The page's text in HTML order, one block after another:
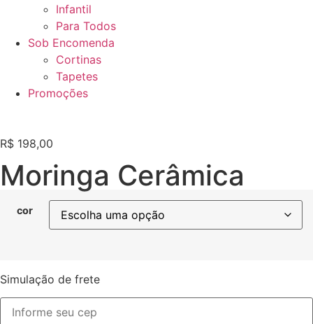
Infantil
Para Todos
Sob Encomenda
Cortinas
Tapetes
Promoções
R$ 198,00
Moringa Cerâmica
cor
Simulação de frete